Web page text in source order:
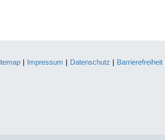
| Impressum | Datenschutz | Barrierefreiheit